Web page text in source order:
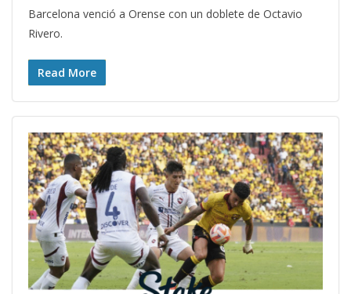
Barcelona venció a Orense con un doblete de Octavio
Rivero.
Read More